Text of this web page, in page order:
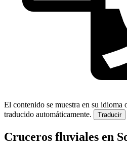
El contenido se muestra en su idioma
traducido automáticamente.
Traducir
Cruceros fluviales en